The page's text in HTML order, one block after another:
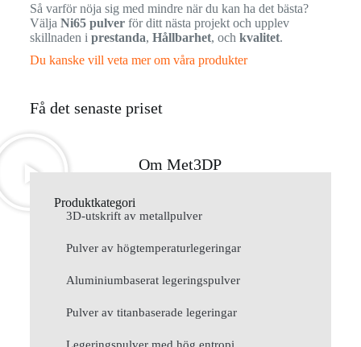
Så varför nöja sig med mindre när du kan ha det bästa?
Välja Ni65 pulverför ditt nästa projekt och upplev
skillnaden i prestanda, Hållbarhet, och kvalitet.
Du kanske vill veta mer om våra produkter
Få det senaste priset
Om Met3DP
Produktkategori
3D-utskrift av metallpulver
Pulver av högtemperaturlegeringar
Aluminiumbaserat legeringspulver
Pulver av titanbaserade legeringar
Legeringspulver med hög entropi